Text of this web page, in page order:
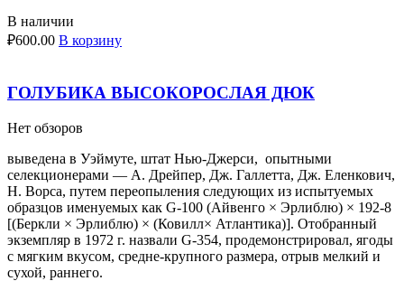
В наличии
₽600.00 В корзину
ГОЛУБИКА ВЫСОКОРОСЛАЯ ДЮК
Нет обзоров
выведена в Уэймуте, штат Нью-Джерси, опытными
селекционерами — А. Дрейпер, Дж. Галлетта, Дж. Еленкович,
Н. Ворса, путем переопыления следующих из испытуемых
образцов именуемых как G-100 (Айвенго × Эрлиблю) × 192-8
[(Беркли × Эрлиблю) × (Ковилл× Атлантика)]. Отобранный
экземпляр в 1972 г. назвали G-354, продемонстрировал, ягоды
с мягким вкусом, средне-крупного размера, отрыв мелкий и
сухой, раннего.